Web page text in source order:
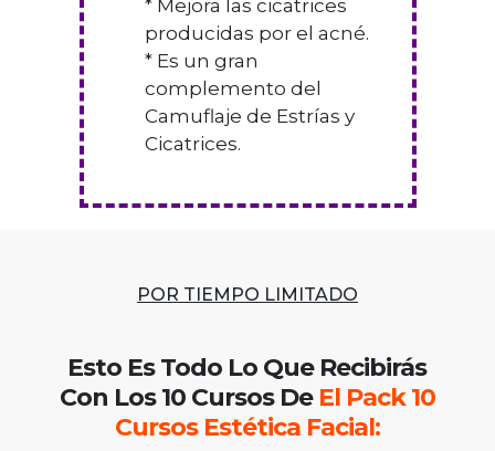
* Mejora las cicatrices
producidas por el acné.
* Es un gran
complemento del
Camuflaje de Estrías y
Cicatrices.
POR TIEMPO LIMITADO
Esto Es Todo Lo Que Recibirás
Con Los 10 Cursos De El Pack 10
Cursos Estética Facial: